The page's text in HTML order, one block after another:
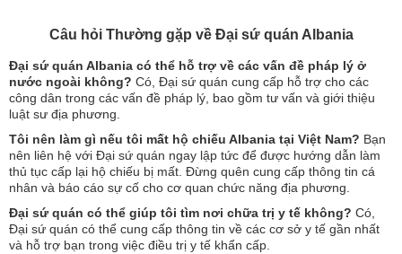
Câu hỏi Thường gặp về Đại sứ quán Albania
Đại sứ quán Albania có thể hỗ trợ về các vấn đề pháp lý ở
nước ngoài không? Có, Đại sứ quán cung cấp hỗ trợ cho các
công dân trong các vấn đề pháp lý, bao gồm tư vấn và giới thiệu
luật sư địa phương.
Tôi nên làm gì nếu tôi mất hộ chiếu Albania tại Việt Nam? Bạn
nên liên hệ với Đại sứ quán ngay lập tức để được hướng dẫn làm
thủ tục cấp lại hộ chiếu bị mất. Đừng quên cung cấp thông tin cá
nhân và báo cáo sự cố cho cơ quan chức năng địa phương.
Đại sứ quán có thể giúp tôi tìm nơi chữa trị y tế không? Có,
Đại sứ quán có thể cung cấp thông tin về các cơ sở y tế gần nhất
và hỗ trợ bạn trong việc điều trị y tế khẩn cấp.